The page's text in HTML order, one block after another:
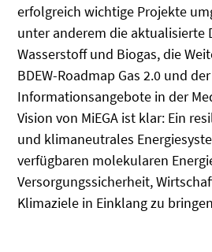
erfolgreich wichtige Projekte
unter anderem die aktualisierte
Wasserstoff und Biogas, die
BDEW-Roadmap Gas 2.0 und
Informationsangebote in der
Vision von MiEGA ist klar: Ein
und klimaneutrales
verfügbaren molekularen
Versorgungssicherheit,
Klimaziele in Einklang zu